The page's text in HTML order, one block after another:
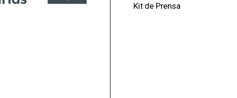
Kit de Prensa